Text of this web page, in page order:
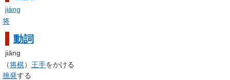
jiàng
将
動詞
jiāng
（将棋） 王手をかける
挑発する